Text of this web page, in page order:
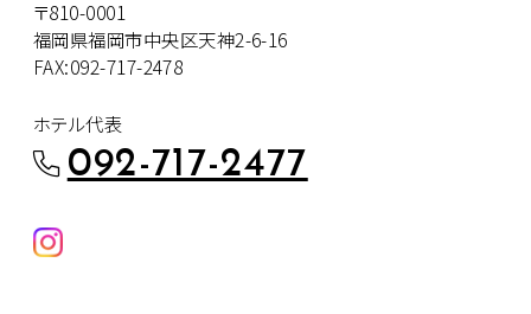
〒810-0001
福岡県福岡市中央区天神2-6-16
FAX:092-717-2478
ホテル代表
092-717-2477